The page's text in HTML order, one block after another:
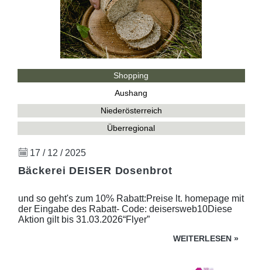
Shopping
Aushang
Niederösterreich
Überregional
17 / 12 / 2025
Bäckerei DEISER Dosenbrot
und so geht's zum 10% Rabatt:Preise lt. homepage mit
der Eingabe des Rabatt- Code: deisersweb10Diese
Aktion gilt bis 31.03.2026“Flyer”
WEITERLESEN »